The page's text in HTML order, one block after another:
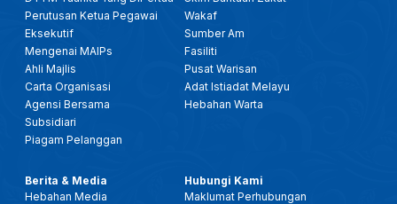
Perutusan Ketua Pegawai
Eksekutif
Mengenai MAIPs
Ahli Majlis
Carta Organisasi
Agensi Bersama
Subsidiari
Piagam Pelanggan
Wakaf
Sumber Am
Fasiliti
Pusat Warisan
Adat Istiadat Melayu
Hebahan Warta
Berita & Media
Hebahan Media
Hubungi Kami
Maklumat Perhubungan